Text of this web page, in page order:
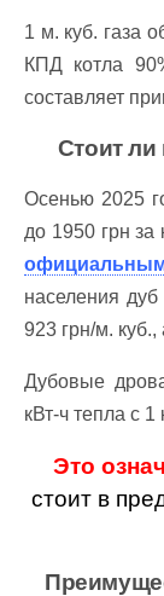
1 м. куб. газа
КПД котла
составляет
Стоит ли
Осенью 2025
до 1950 грн за
населения
923 грн/м.
Дубовые
кВт-ч тепла с
Это
стоит в